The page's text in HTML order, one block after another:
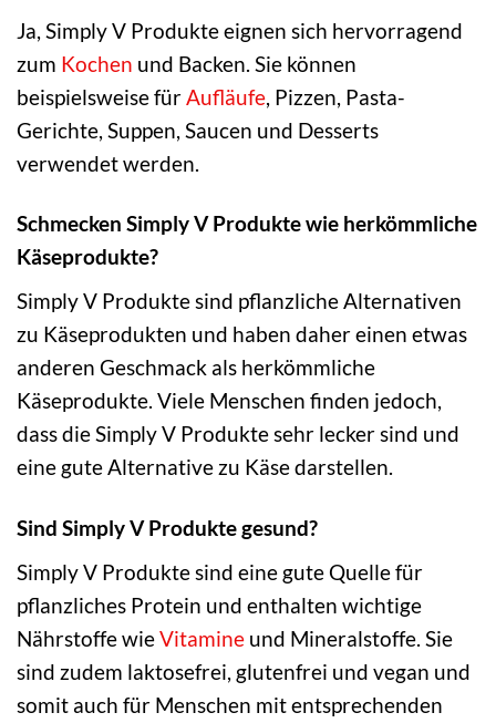
Ja, Simply V Produkte eignen sich hervorragend
zum Kochen und Backen. Sie können
beispielsweise für Aufläufe , Pizzen, Pasta-
Gerichte, Suppen, Saucen und Desserts
verwendet werden.
Schmecken Simply V Produkte wie herkömmliche
Käseprodukte?
Simply V Produkte sind pflanzliche Alternativen
zu Käseprodukten und haben daher einen etwas
anderen Geschmack als herkömmliche
Käseprodukte. Viele Menschen finden jedoch,
dass die Simply V Produkte sehr lecker sind und
eine gute Alternative zu Käse darstellen.
Sind Simply V Produkte gesund?
Simply V Produkte sind eine gute Quelle für
pflanzliches Protein und enthalten wichtige
Nährstoffe wieVitamine und Mineralstoffe. Sie
sind zudem laktosefrei, glutenfrei und vegan und
somit auch für Menschen mit entsprechenden